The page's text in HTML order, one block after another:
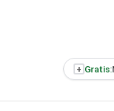
+ Gratis: